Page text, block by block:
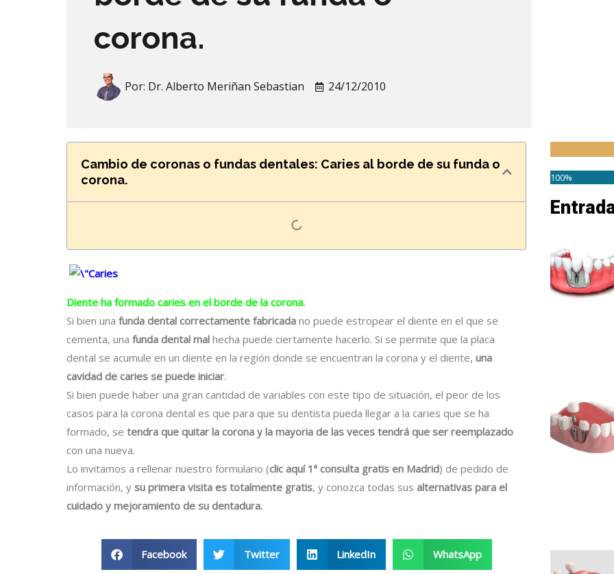
corona.
Por: Dr. Alberto Meriñan Sebastian 24/12/2010
Cambio de coronas o fundas dentales: Caries al borde de su funda o
corona.
Diente ha formado caries en el borde de la corona.
Si bien una funda dental correctamente fabricada no puede estropear el diente en el que se
cementa, una funda dental mal hecha puede ciertamente hacerlo. Si se permite que la placa
dental se acumule en un diente en la región donde se encuentran la corona y el diente, una
cavidad de caries se puede iniciar.
Si bien puede haber una gran cantidad de variables con este tipo de situación, el peor de los
casos para la corona dental es que para que su dentista pueda llegar a la caries que se ha
formado, se tendra que quitar la corona y la mayoria de las veces tendrá que ser reemplazado
con una nueva.
Lo invitamos a rellenar nuestro formulario (clic aquí 1ª consulta gratis en Madrid) de pedido de
información, y su primera visita es totalmente gratis, y conozca todas sus alternativas para el
cuidado y mejoramiento de su dentadura.
Facebook Twitter LinkedIn WhatsApp
100%